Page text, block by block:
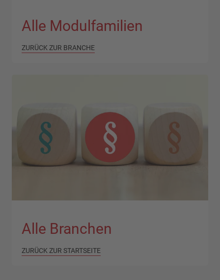
Alle Modulfamilien
ZURÜCK ZUR BRANCHE
Alle Branchen
ZURÜCK ZUR STARTSEITE